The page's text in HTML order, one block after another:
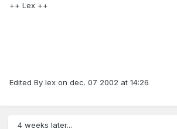
++ Lex ++
Edited By lex on dec. 07 2002 at 14:26
4 weeks later...